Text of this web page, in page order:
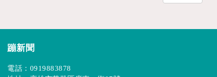
蹦新聞
電話： 0919883878